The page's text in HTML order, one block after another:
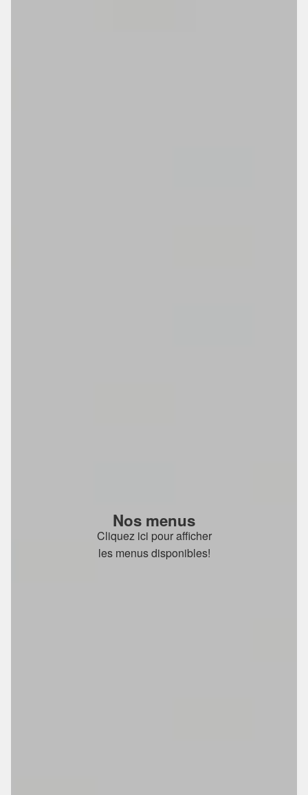
Nos menus
Cliquez ici pour afficher
les menus disponibles!